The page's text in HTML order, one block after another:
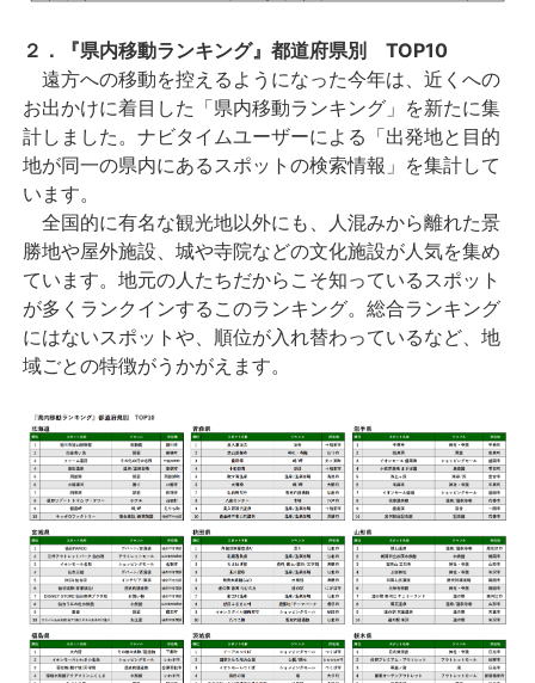
２．『県内移動ランキング』都道府県別 TOP10
遠方への移動を控えるようになった今年は、近くへの
お出かけに着目した「県内移動ランキング」を新たに集
計しました。ナビタイムユーザーによる「出発地と目的
地が同一の県内にあるスポットの検索情報」を集計して
います。
全国的に有名な観光地以外にも、人混みから離れた景
勝地や屋外施設、城や寺院などの文化施設が人気を集め
ています。地元の人たちだからこそ知っているスポット
が多くランクインするこのランキング。総合ランキング
にはないスポットや、順位が入れ替わっているなど、地
域ごとの特徴がうかがえます。